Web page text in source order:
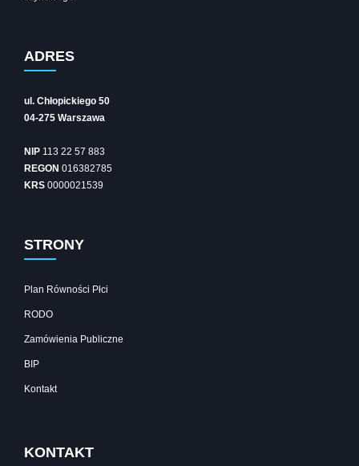
ADRES
ul. Chłopickiego 50
04-275 Warszawa
NIP 113 22 57 883
REGON 016382785
KRS 0000021539
STRONY
Plan Równości Płci
RODO
Zamówienia Publiczne
BIP
Kontakt
KONTAKT